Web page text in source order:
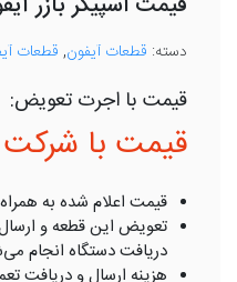
دسته: قطعات آیفون, قطعات آیفون 13
قیمت با
قیمت اعلام شده به همراه
تعویض این قطعه و
دریافت دستگاه انجام
هزینه ارسال و دریافت